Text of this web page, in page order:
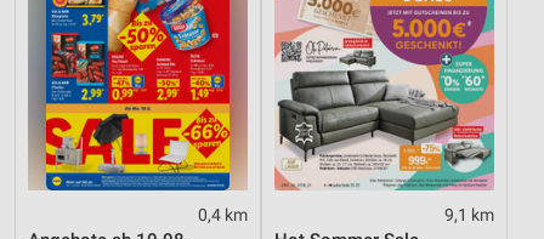
0,4 km 9,1 km